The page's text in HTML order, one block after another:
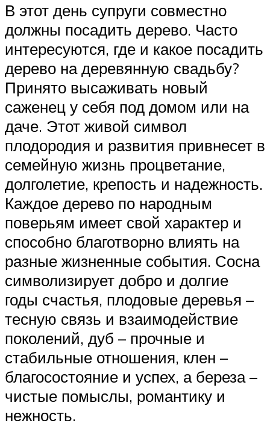
В этот день супруги совместно
должны посадить дерево. Часто
интересуются, где и какое посадить
дерево на деревянную свадьбу?
Принято высаживать новый
саженец у себя под домом или на
даче. Этот живой символ
плодородия и развития привнесет в
семейную жизнь процветание,
долголетие, крепость и надежность.
Каждое дерево по народным
поверьям имеет свой характер и
способно благотворно влиять на
разные жизненные события. Сосна
символизирует добро и долгие
годы счастья, плодовые деревья –
тесную связь и взаимодействие
поколений, дуб – прочные и
стабильные отношения, клен –
благосостояние и успех, а береза –
чистые помыслы, романтику и
нежность.